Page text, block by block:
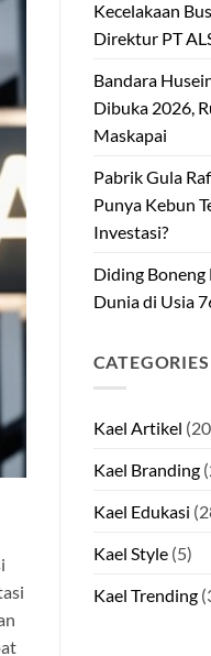
Kecelakaan
Direktur PT
Bandara
Dibuka 2026,
Maskapai
Pabrik Gula
Punya Kebun
Investasi?
Diding Boneng
Dunia di Usia
CATEGORIES
Kael Artikel
Kael Branding
Kael Edukasi
Kael Style(5)
Kael Trending